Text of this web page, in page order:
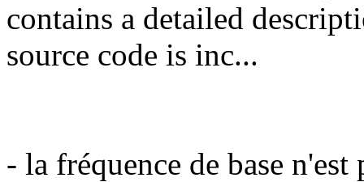
contains a detailed
source code is inc...
- la fréquence de base